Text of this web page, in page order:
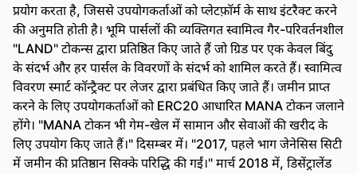
प्रयोग करता है, जिससे उपयोगकर्ताओं को प्लेटफ़ॉर्म के साथ इंटरैक्ट करने
की अनुमति होती है। भूमि पार्सलों की व्यक्तिगत स्वामित्व गैर-परिवर्तनशील
"LAND" टोकन्स द्वारा प्रतिष्ठित किए जाते हैं जो ग्रिड पर एक केवल बिंदु
के संदर्भ और हर पार्सल के विवरणों के संदर्भ को शामिल करते हैं। स्वामित्व
विवरण स्मार्ट कॉन्ट्रैक्ट पर लेजर द्वारा प्रबंधित किए जाते हैं। जमीन प्राप्त
करने के लिए उपयोगकर्ताओं को ERC20 आधारित MANA टोकन जलाने
होंगे। "MANA टोकन भी गेम-खेल में सामान और सेवाओं की खरीद के
लिए उपयोग किए जाते हैं।" दिसम्बर में। "2017, पहले भाग जेनेसिस सिटी
में जमीन की प्रतिष्ठान सिक्के परिद्धि की गईं।" मार्च 2018 में, डिसेंट्रालेंड